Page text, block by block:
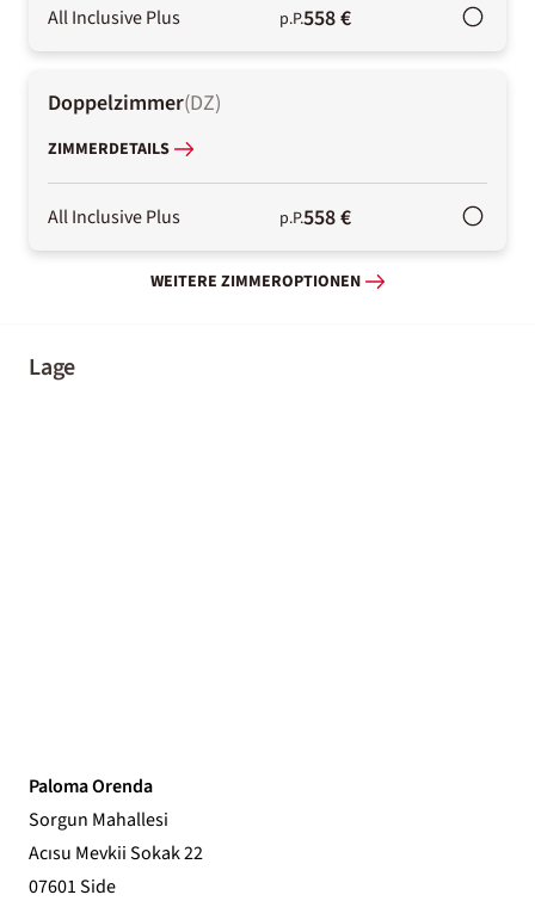
All Inclusive Plus p.P.558 €
Doppelzimmer(DZ)
ZIMMERDETAILS
All Inclusive Plus p.P.558 €
WEITERE ZIMMEROPTIONEN
Lage
Paloma Orenda
Sorgun Mahallesi
Acısu Mevkii Sokak 22
07601 Side